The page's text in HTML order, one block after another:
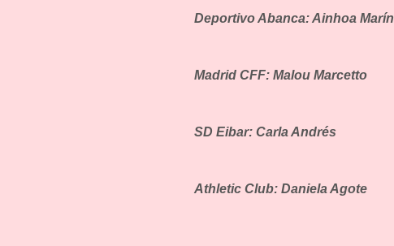
Deportivo Abanca: Ainhoa Marín
Madrid CFF: Malou Marcetto
SD Eibar: Carla Andrés
Athletic Club: Daniela Agote